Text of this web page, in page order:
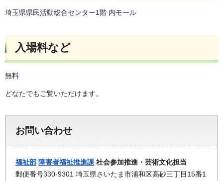
埼玉県県民活動総合センター1階 内モール
入場料など
無料
どなたでもご覧いただけます。
お問い合わせ
福祉部 障害者福祉推進課 社会参加推進・芸術文化担当
郵便番号330-9301 埼玉県さいたま市浦和区高砂三丁目15番1